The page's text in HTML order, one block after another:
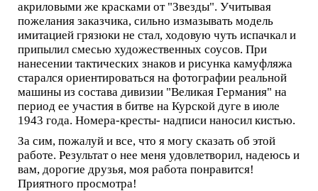
акриловыми же красками от "Звезды". Учитывая
пожелания заказчика, сильно измазывать модель
имитацией грязюки не стал, ходовую чуть испачкал и
припылил смесью художественных соусов. При
нанесении тактических знаков и рисунка камуфляжа
старался ориентироваться на фотографии реальной
машины из состава дивизии "Великая Германия" на
период ее участия в битве на Курской дуге в июле
1943 года. Номера-кресты- надписи наносил кистью.
За сим, пожалуй и все, что я могу сказать об этой
работе. Результат о нее меня удовлетворил, надеюсь и
вам, дорогие друзья, моя работа понравится!
Приятного просмотра!